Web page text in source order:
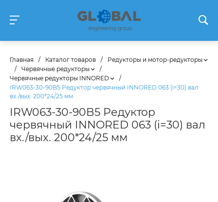
Главная / Каталог товаров /
Редукторы и мотор-редукторы
/
Червячные редукторы
/
Червячные редукторы INNORED
/
IRW063-30-90B5 Редуктор червячный INNORED 063 (i=30) вал
вх./вых. 200*24/25 мм
IRW063-30-90B5 Редуктор
червячный INNORED 063 (i=30) вал
вх./вых. 200*24/25 мм